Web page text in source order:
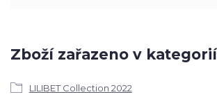
Zboží zařazeno v
LILIBET Collection 2022